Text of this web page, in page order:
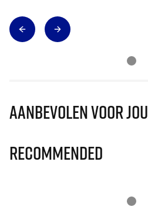
Aanbevolen voor jou
Recommended